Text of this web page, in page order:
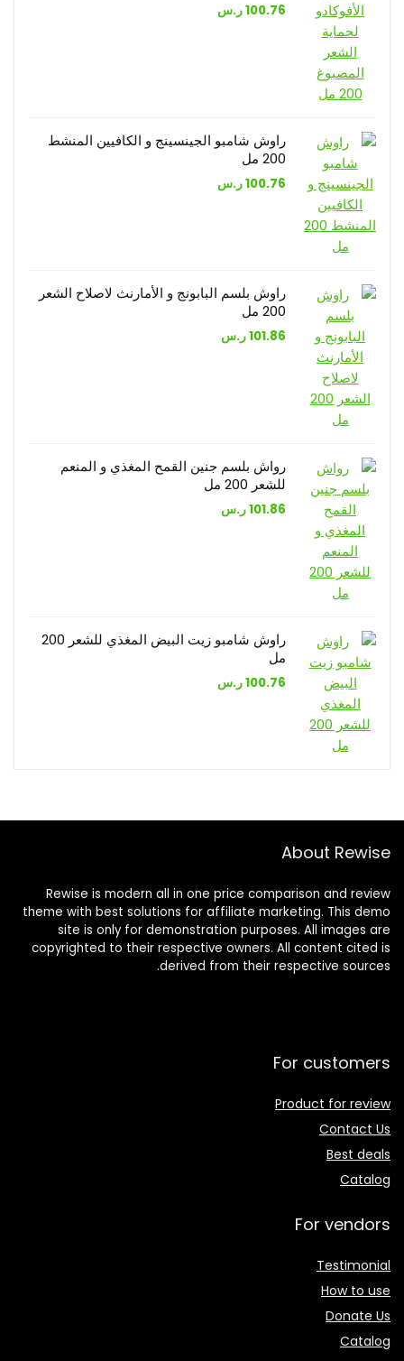
100.76ر.س
راوش شامبو الجينسينج و الكافيين المنشط
200 مل
100.76ر.س
راوش بلسم البابونج و الأمارنث لاصلاح الشعر
200 مل
101.86ر.س
رواش بلسم جنين القمح المغذي و المنعم
للشعر 200 مل
101.86ر.س
راوش شامبو زيت البيض المغذي للشعر 200
مل
100.76ر.س
About Rewise
Rewise is modern all in one price comparison and review
theme with best solutions for affiliate marketing. This demo
site is only for demonstration purposes. All images are
copyrighted to their respective owners. All content cited is
derived from their respective sources.
For customers
Product for review
Contact Us
Best deals
Catalog
For vendors
Testimonial
How to use
Donate Us
Catalog